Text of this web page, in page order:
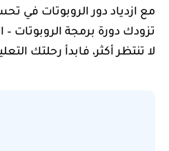
مع ازدياد دور الروبوتات في
تزودك دورة برمجة الروبوتات
لا تنتظر أكثر، فابدأ رحلتك